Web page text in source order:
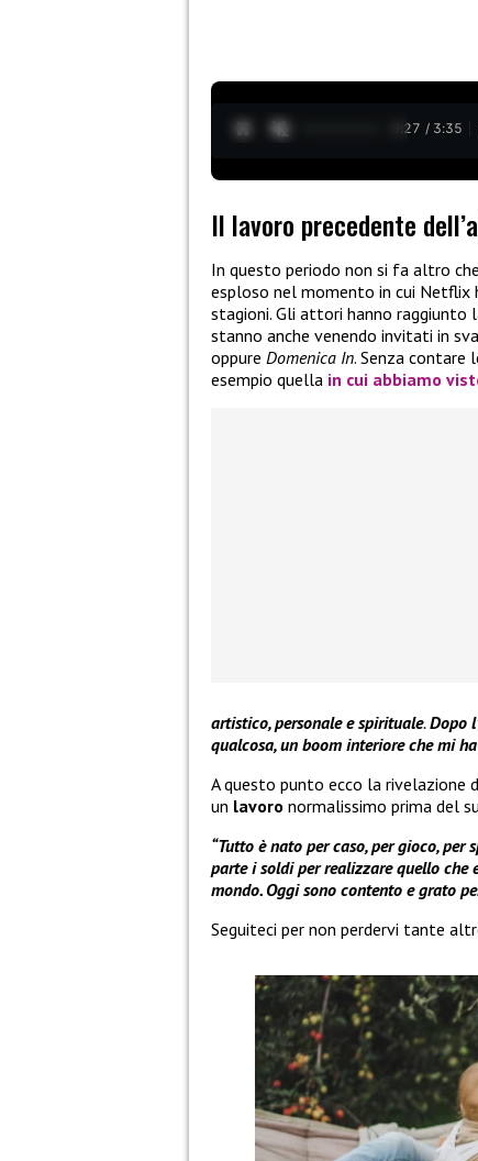
0:28 / 3:35
Il lavoro precedente
In questo periodo non si fa altro
esploso nel momento in cui
stagioni. Gli attori hanno
stanno anche venendo invitati in
oppure Domenica In. Senza contare
esempio quella in cui abbiamo
artistico, personale e spirituale.Dopo
qualcosa, un boom interiore che mi
A questo punto ecco la rivelazione
un lavoro normalissimo prima del
“Tutto è nato per caso, per gioco,
parte i soldi per realizzare quello che
mondo. Oggi sono contento e grato
Seguiteci per non perdervi tante